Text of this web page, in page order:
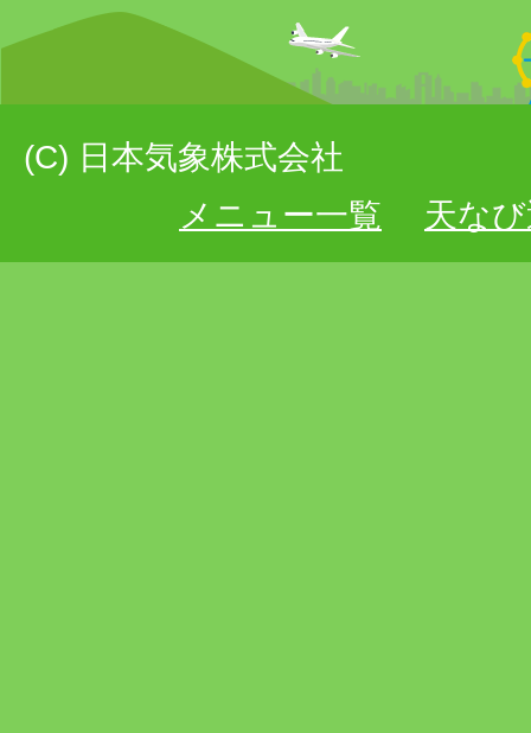
(C) 日本気象株式会社
メニュー一覧
天な